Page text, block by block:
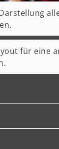
für eine